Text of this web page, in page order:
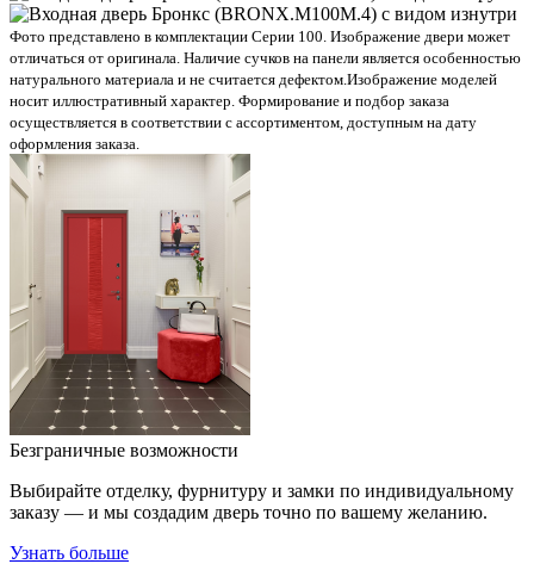
Фото представлено в комплектации Серии 100. Изображение двери может
отличаться от оригинала. Наличие сучков на панели является особенностью
натурального материала и не считается дефектом.Изображение моделей
носит иллюстративный характер. Формирование и подбор заказа
осуществляется в соответствии с ассортиментом, доступным на дату
оформления заказа.
Безграничные возможности
Выбирайте отделку, фурнитуру и замки по индивидуальному
заказу — и мы создадим дверь точно по вашему желанию.
Узнать больше